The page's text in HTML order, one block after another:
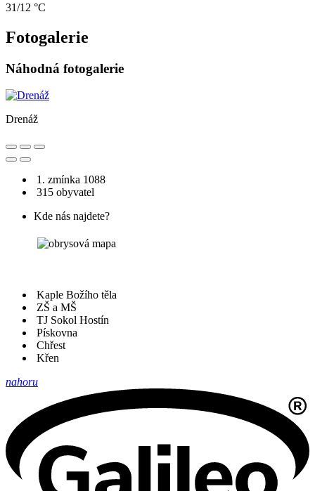
31/12 °C
Fotogalerie
Náhodná fotogalerie
Drenáž
1. zmínka 1088
315 obyvatel
Kde nás najdete?
Kaple Božího těla
ZŠ a MŠ
TJ Sokol Hostín
Pískovna
Chřest
Křen
nahoru